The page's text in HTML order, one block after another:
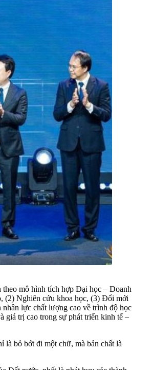
mô hình tích hợp Đại học – Doanh
(2) Nghiên cứu khoa học, (3) Đổi mới
nhân lực chất lượng cao về trình độ học
giá trị cao trong sự phát triển kinh tế –
bỏ bớt đi một chữ, mà bản chất là